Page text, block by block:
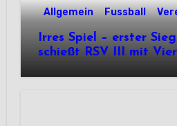
Allgemein Fussball
Irres Spiel – erster
schießt RSV III mit